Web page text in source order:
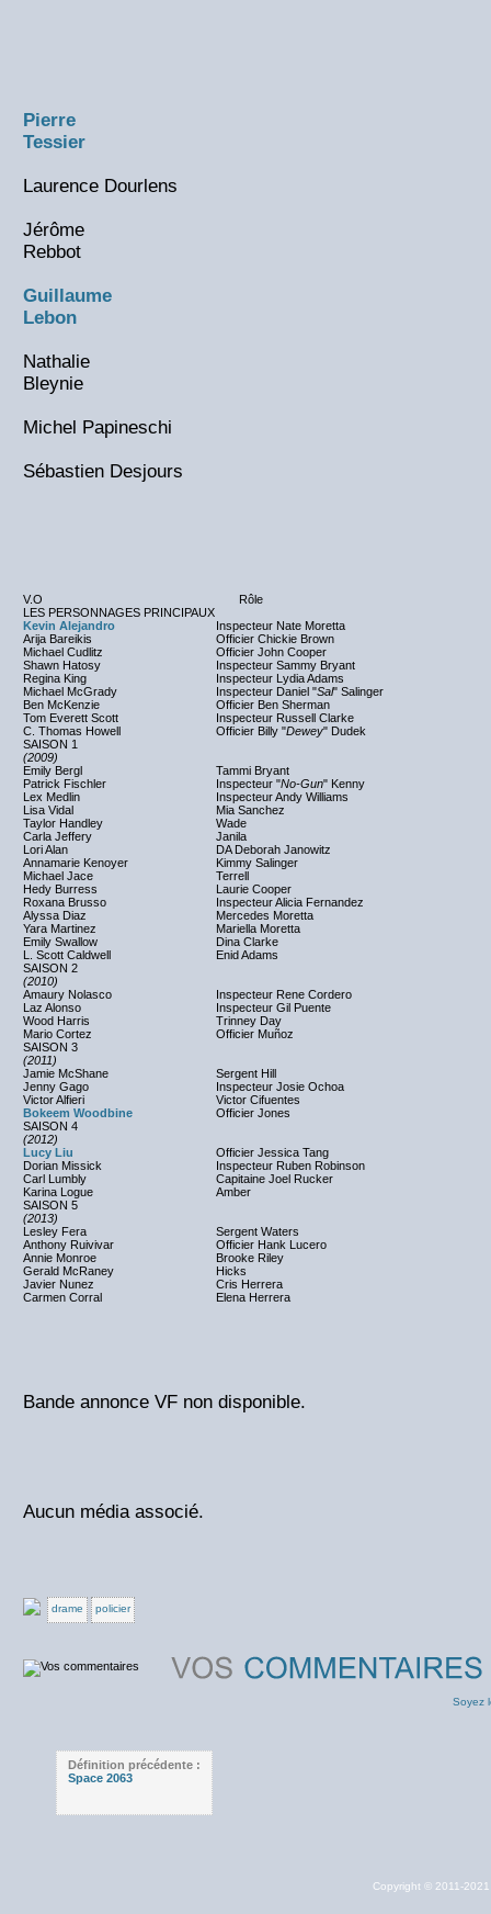
Pierre
Tessier
Laurence Dourlens
Jérôme
Rebbot
Guillaume
Lebon
Nathalie
Bleynie
Michel Papineschi
Sébastien Desjours
V.O
Rôle
LES PERSONNAGES PRINCIPAUX
Kevin Alejandro
Inspecteur Nate Moretta
Arija Bareikis
Officier Chickie Brown
Michael Cudlitz
Officier John Cooper
Shawn Hatosy
Inspecteur Sammy Bryant
Regina King
Inspecteur Lydia Adams
Michael McGrady
Inspecteur Daniel "Sal" Salinger
Ben McKenzie
Officier Ben Sherman
Tom Everett Scott
Inspecteur Russell Clarke
C. Thomas Howell
Officier Billy "Dewey" Dudek
SAISON 1
(2009)
Emily Bergl
Tammi Bryant
Patrick Fischler
Inspecteur "No-Gun" Kenny
Lex Medlin
Inspecteur Andy Williams
Lisa Vidal
Mia Sanchez
Taylor Handley
Wade
Carla Jeffery
Janila
Lori Alan
DA Deborah Janowitz
Annamarie Kenoyer
Kimmy Salinger
Michael Jace
Terrell
Hedy Burress
Laurie Cooper
Roxana Brusso
Inspecteur Alicia Fernandez
Alyssa Diaz
Mercedes Moretta
Yara Martinez
Mariella Moretta
Emily Swallow
Dina Clarke
L. Scott Caldwell
Enid Adams
SAISON 2
(2010)
Amaury Nolasco
Inspecteur Rene Cordero
Laz Alonso
Inspecteur Gil Puente
Wood Harris
Trinney Day
Mario Cortez
Officier Muñoz
SAISON 3
(2011)
Jamie McShane
Sergent Hill
Jenny Gago
Inspecteur Josie Ochoa
Victor Alfieri
Victor Cifuentes
Bokeem Woodbine
Officier Jones
SAISON 4
(2012)
Lucy Liu
Officier Jessica Tang
Dorian Missick
Inspecteur Ruben Robinson
Carl Lumbly
Capitaine Joel Rucker
Karina Logue
Amber
SAISON 5
(2013)
Lesley Fera
Sergent Waters
Anthony Ruivivar
Officier Hank Lucero
Annie Monroe
Brooke Riley
Gerald McRaney
Hicks
Javier Nunez
Cris Herrera
Carmen Corral
Elena Herrera
Bande annonce VF non disponible.
Aucun média associé.
drame policier
Soyez
Définition précédente :
Space 2063
Copyright © 2011-